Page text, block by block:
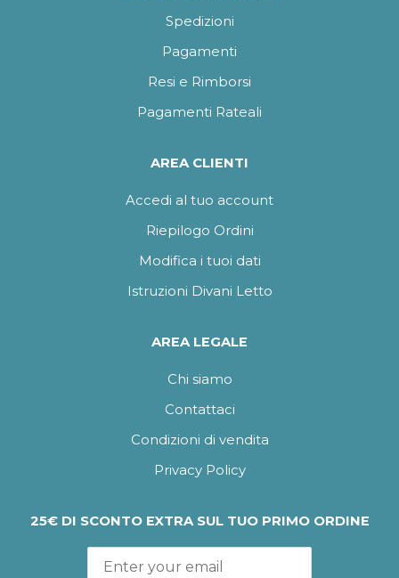
Spedizioni
Pagamenti
Resi e Rimborsi
Pagamenti Rateali
AREA CLIENTI
Accedi al tuo account
Riepilogo Ordini
Modifica i tuoi dati
Istruzioni Divani Letto
AREA LEGALE
Chi siamo
Contattaci
Condizioni di vendita
Privacy Policy
25€ DI SCONTO EXTRA SUL TUO PRIMO ORDINE